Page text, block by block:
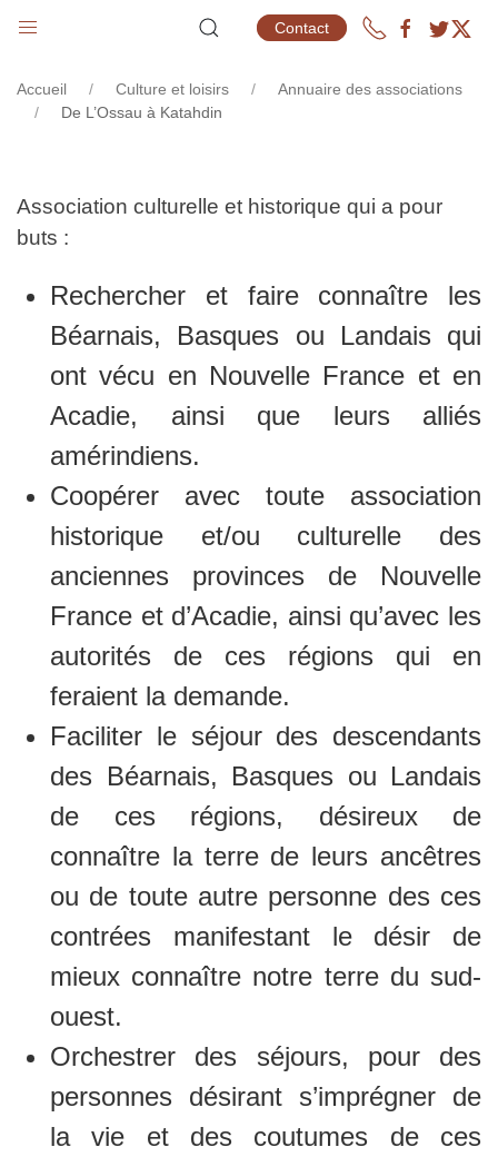
Contact
DE L’OSSAU À KATAHDIN
Accueil Culture et loisirs
Annuaire des associations
De L’Ossau à Katahdin
Association culturelle et historique qui a pour
buts :
Rechercher et faire connaître les
Béarnais, Basques ou Landais qui
ont vécu en Nouvelle France et en
Acadie, ainsi que leurs alliés
amérindiens.
Coopérer avec toute association
historique et/ou culturelle des
anciennes provinces de Nouvelle
France et d’Acadie, ainsi qu’avec les
autorités de ces régions qui en
feraient la demande.
Faciliter le séjour des descendants
des Béarnais, Basques ou Landais
de ces régions, désireux de
connaître la terre de leurs ancêtres
ou de toute autre personne des ces
contrées manifestant le désir de
mieux connaître notre terre du sud-
ouest.
Orchestrer des séjours, pour des
personnes désirant s’imprégner de
la vie et des coutumes de ces